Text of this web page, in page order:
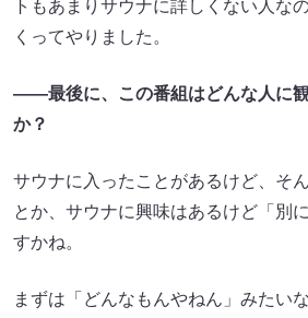
トもあまりサウナに詳しくない人な
くってやりました。
――最後に、この番組はどんな人に
か？
サウナに入ったことがあるけど、そ
とか、サウナに興味はあるけど「
すかね。
まずは「どんなもんやねん」みたい